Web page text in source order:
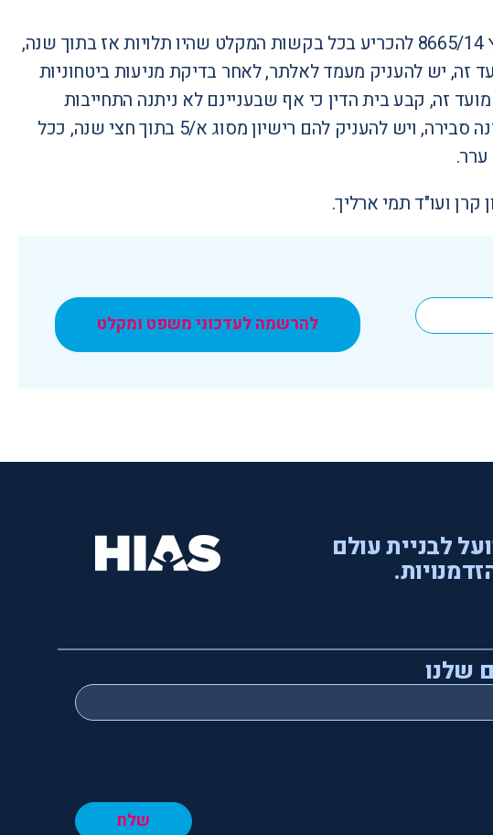
בשים לב להתחייבות המדינה מיום 16.2.2015 במסגרת בג"ץ 8665/14 להכריע בכל בקשות המקלט שהיו תלויות אז בתוך שנה,
זה, יש להעניק מעמד לאלתר, לאחר בדיקת מניעות ביטחוניות
זה, קבע בית הדין כי אף שבעניינם לא ניתנה התחייבות
להכריע בתוך זמן קצוב, ההשתהות בהכרעה בבקשותיהם אינה סבירה, ויש להעניק להם רישיון מסוג א/5 בתוך חצי שנה, ככל
ועו"ד תמי ארליך.
להרשמה לעדכוני משפט ומקלט
לבניית עולם
שלנו
שלח